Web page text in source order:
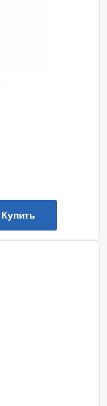
Купить